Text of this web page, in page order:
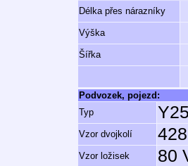
Délka přes nárazníky
Výška
Šířka
Podvozek, pojezd:
Typ
Vzor dvojkolí 428
Vzor ložisek 80